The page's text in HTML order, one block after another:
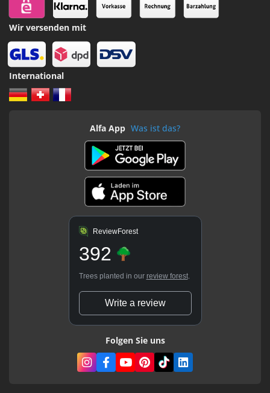
Wir versenden mit
International
Alfa App Was ist das?
ReviewForest
392
Trees planted in our review forest.
Write a review
Folgen Sie uns